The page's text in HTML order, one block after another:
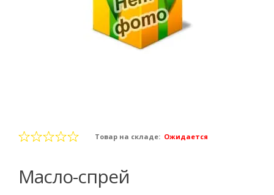
Товар на складе: Ожидается
Масло-спрей